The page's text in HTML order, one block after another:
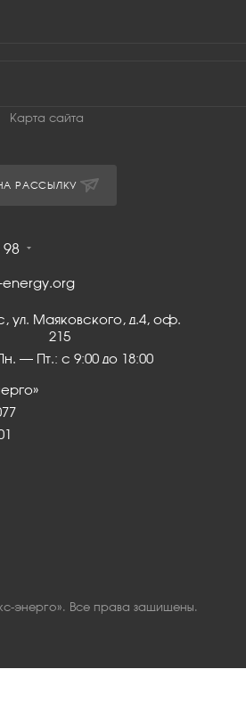
Карта сайта
РАССЫЛКУ
98
energy.org
ул. Маяковского, д.4, оф.
215
– Пт.: с 9:00 до 18:00
энерго». Все права защищены.